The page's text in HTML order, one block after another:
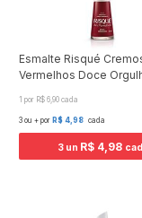
Esmalte Risqué
Vermelhos Doce
1 por R$ 6,90 cada
3 ou + por R$ 4,98 cada
3 un R$ 4,98